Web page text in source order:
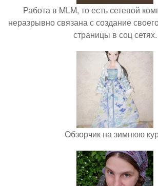
Работа в MLM, то есть сетевой
неразрывно связана с создание
страницы в соц сетях.
Обзорчик на зимнюю